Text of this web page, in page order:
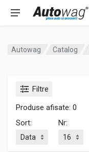
Autowag Catalog
Filtre
Produse afisate: 0
Sort:
Nr: